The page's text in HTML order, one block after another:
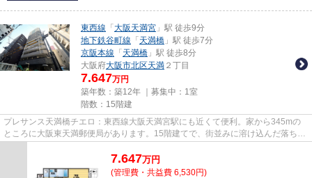
東西線 「 大阪天満宮 」駅 徒歩9分
地下鉄谷町線 「 天満橋 」駅 徒歩7分
京阪本線 「 天満橋 」駅 徒歩8分
大阪府大阪市北区天満 ２丁目
7.647万円
築年数：築12年 ｜募集中： 1室
階数：15階建
プレサンス天満橋チエロ：東西線大阪天満宮駅にも近くて便利。家から345mの
ところに大阪東天満郵便局があります。15階建てで、街並みに溶け込んだ落ち着
7.647万円
(管理費・共益費 6,530円)